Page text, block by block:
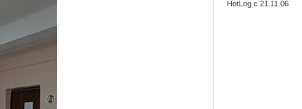
HotLog с 21.11.06